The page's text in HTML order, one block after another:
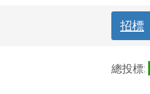
招標
總投標: